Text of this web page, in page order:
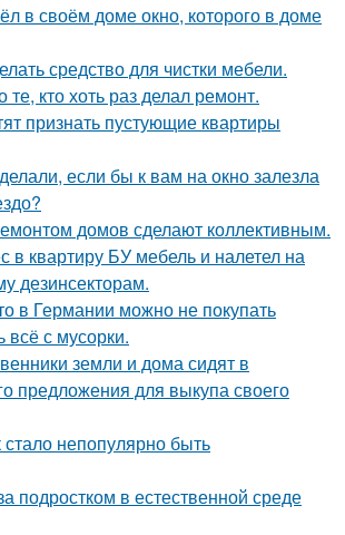
в своём доме окно, которого в доме
средство для чистки мебели.
те, кто хоть раз делал ремонт.
признать пустующие квартиры
если бы к вам на окно залезла
домов сделают коллективным.
в квартиру БУ мебель и налетел на
дезинсекторам.
в Германии можно не покупать
всё с мусорки.
земли и дома сидят в
предложения для выкупа своего
стало непопулярно быть
подростком в естественной среде